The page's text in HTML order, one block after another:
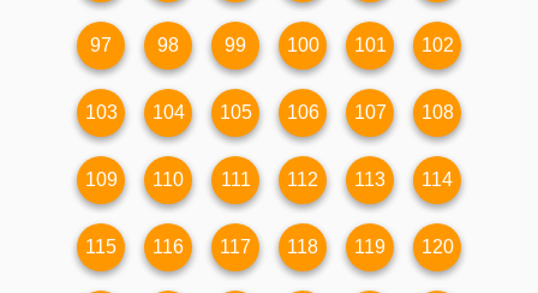
97 98 99 100 101 102
103 104 105 106 107 108
109 110 111 112 113 114
115 116 117 118 119 120